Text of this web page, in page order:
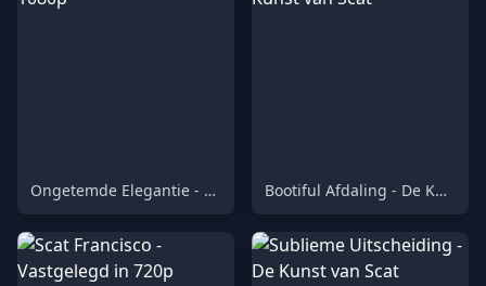
Ongetemde Elegantie - 1080p Bootiful Afdaling - De Kunst van Scat